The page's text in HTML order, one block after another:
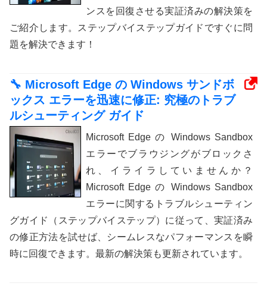
ンスを回復させる実証済みの解決策を
ご紹介します。ステップバイステップガイドですぐに問
題を解決できます！
🔧 Microsoft Edge の Windows サンドボ
ックス エラーを迅速に修正: 究極のトラブ
ルシューティング ガイド
Microsoft Edge の Windows Sandbox
エラーでブラウジングがブロックさ
れ、イライラしていませんか？
Microsoft Edge の Windows Sandbox
エラーに関するトラブルシューティン
グガイド（ステップバイステップ）に従って、実証済み
の修正方法を試せば、シームレスなパフォーマンスを瞬
時に回復できます。最新の解決策も更新されています。